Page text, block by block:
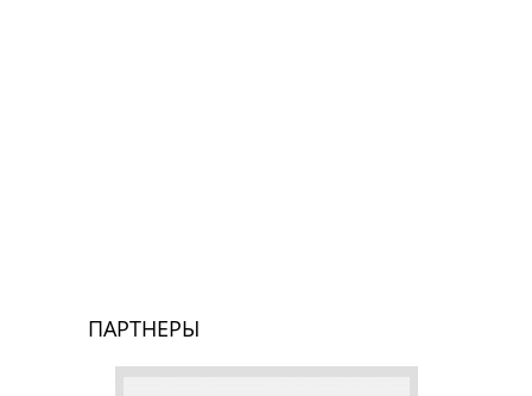
ПАРТНЕРЫ